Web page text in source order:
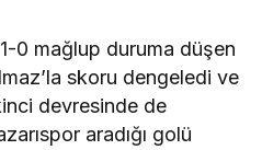
0 mağlup duruma düşen
skoru dengeledi ve
devresinde de
aradığı golü